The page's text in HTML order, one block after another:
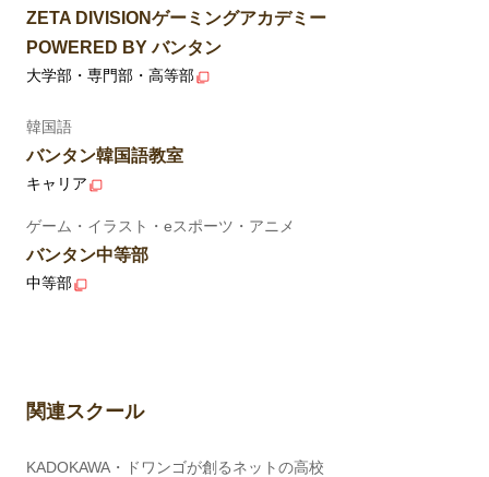
ZETA DIVISIONゲーミングアカデミー
POWERED BY バンタン
大学部・専門部・高等部
韓国語
バンタン韓国語教室
キャリア
ゲーム・イラスト・eスポーツ・アニメ
バンタン中等部
中等部
関連スクール
KADOKAWA・ドワンゴが創るネットの高校